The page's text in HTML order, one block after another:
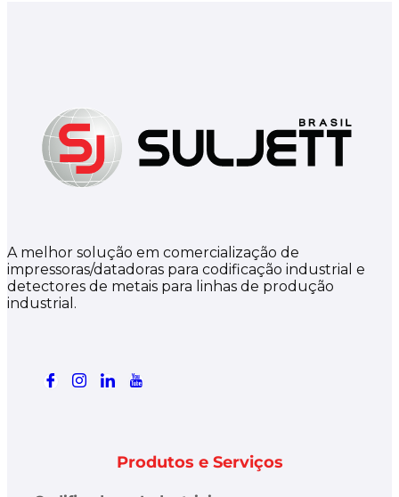
A melhor solução em comercialização de
impressoras/datadoras para codificação industrial e
detectores de metais para linhas de produção
industrial.
Produtos e Serviços